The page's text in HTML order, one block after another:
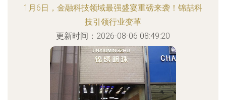
1月6日，金融科技领域最强盛宴重磅来袭！锦喆科
技引领行业变革
更新时间：2026-08-06 08:49:20